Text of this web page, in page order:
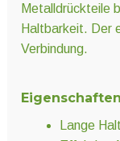
Metalldrückteile
Haltbarkeit. Der
Verbindung.
Lange